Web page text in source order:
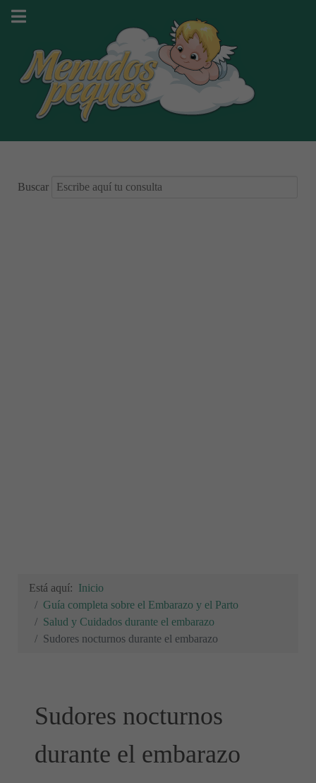
Buscar
Está aquí: Inicio
Guía completa sobre el Embarazo y el Parto
Salud y Cuidados durante el embarazo
Sudores nocturnos durante el embarazo
Sudores nocturnos
durante el embarazo